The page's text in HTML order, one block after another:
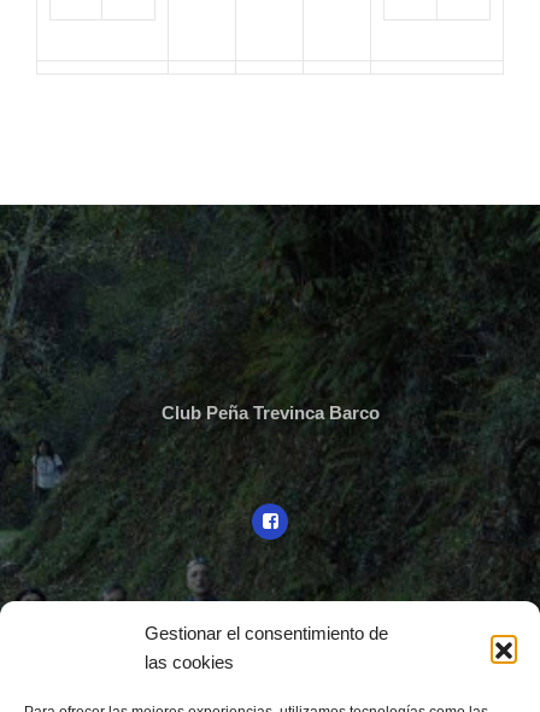
Gestionar el consentimiento de
las cookies
Club Peña Trevinca Barco